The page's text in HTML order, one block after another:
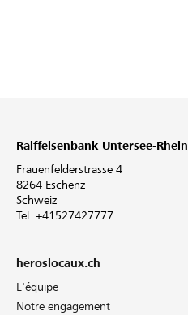
Raiffeisenbank Untersee-Rhein
Frauenfelderstrasse 4
8264 Eschenz
Schweiz
Tel. +41527427777
heroslocaux.ch
L'équipe
Notre engagement